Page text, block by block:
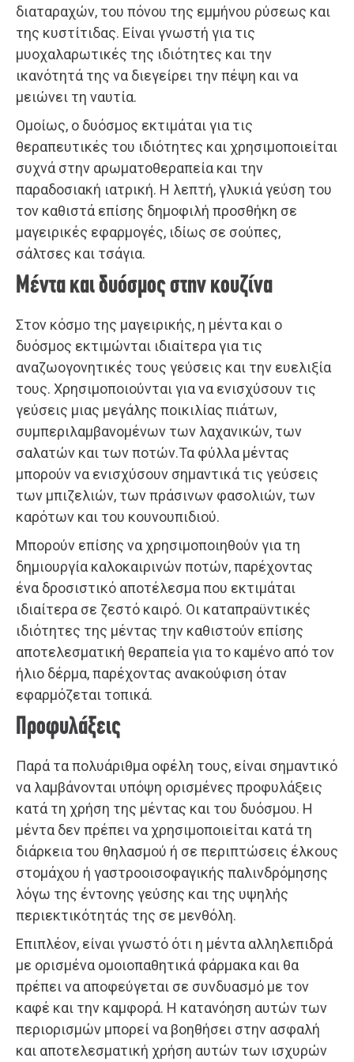
διαταραχών, του πόνου της εμμήνου ρύσεως και
της κυστίτιδας. Είναι γνωστή για τις
μυοχαλαρωτικές της ιδιότητες και την
ικανότητά της να διεγείρει την πέψη και να
μειώνει τη ναυτία.
Ομοίως, ο δυόσμος εκτιμάται για τις
θεραπευτικές του ιδιότητες και χρησιμοποιείται
συχνά στην αρωματοθεραπεία και την
παραδοσιακή ιατρική. Η λεπτή, γλυκιά γεύση του
τον καθιστά επίσης δημοφιλή προσθήκη σε
μαγειρικές εφαρμογές, ιδίως σε σούπες,
σάλτσες και τσάγια.
Μέντα και δυόσμος στην κουζίνα
Στον κόσμο της μαγειρικής, η μέντα και ο
δυόσμος εκτιμώνται ιδιαίτερα για τις
αναζωογονητικές τους γεύσεις και την ευελιξία
τους. Χρησιμοποιούνται για να ενισχύσουν τις
γεύσεις μιας μεγάλης ποικιλίας πιάτων,
συμπεριλαμβανομένων των λαχανικών, των
σαλατών και των ποτών.Τα φύλλα μέντας
μπορούν να ενισχύσουν σημαντικά τις γεύσεις
των μπιζελιών, των πράσινων φασολιών, των
καρότων και του κουνουπιδιού.
Μπορούν επίσης να χρησιμοποιηθούν για τη
δημιουργία καλοκαιρινών ποτών, παρέχοντας
ένα δροσιστικό αποτέλεσμα που εκτιμάται
ιδιαίτερα σε ζεστό καιρό. Οι καταπραϋντικές
ιδιότητες της μέντας την καθιστούν επίσης
αποτελεσματική θεραπεία για το καμένο από τον
ήλιο δέρμα, παρέχοντας ανακούφιση όταν
εφαρμόζεται τοπικά.
Προφυλάξεις
Παρά τα πολυάριθμα οφέλη τους, είναι σημαντικό
να λαμβάνονται υπόψη ορισμένες προφυλάξεις
κατά τη χρήση της μέντας και του δυόσμου. Η
μέντα δεν πρέπει να χρησιμοποιείται κατά τη
διάρκεια του θηλασμού ή σε περιπτώσεις έλκους
στομάχου ή γαστροοισοφαγικής παλινδρόμησης
λόγω της έντονης γεύσης και της υψηλής
περιεκτικότητάς της σε μενθόλη.
Επιπλέον, είναι γνωστό ότι η μέντα αλληλεπιδρά
με ορισμένα ομοιοπαθητικά φάρμακα και θα
πρέπει να αποφεύγεται σε συνδυασμό με τον
καφέ και την καμφορά. Η κατανόηση αυτών των
περιορισμών μπορεί να βοηθήσει στην ασφαλή
και αποτελεσματική χρήση αυτών των ισχυρών